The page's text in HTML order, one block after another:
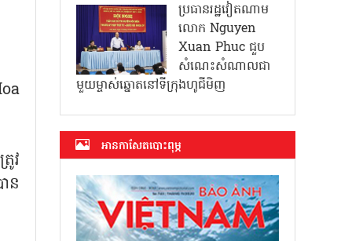
វ
ន
ប្រធានរដ្ឋវៀតណាម
លោក Nguyen
Xuan Phuc ជួប
សំណេះសំណាលជា
មួយម្ចាស់ឆ្នោតនៅទីក្រុងហូជីមិញ
អាន​កាសែត​បោះពុម្ភ